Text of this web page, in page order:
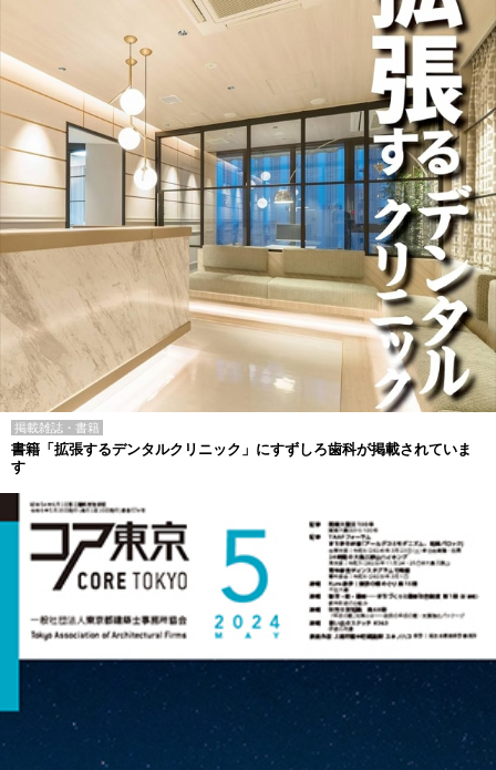
掲載雑誌・書籍
書籍「拡張するデンタルクリニック」にすずしろ歯科が掲載されていま
す